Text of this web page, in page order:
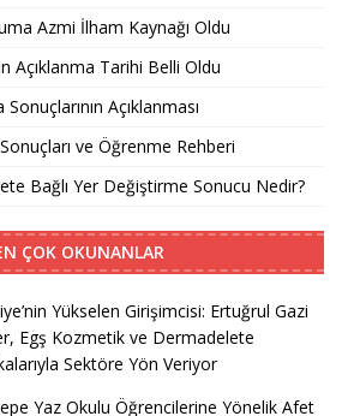
Azmi İlham Kaynağı Oldu
Açıklanma Tarihi Belli Oldu
Açıklanması
ve Öğrenme Rehberi
Bağlı Yer Değiştirme Sonucu Nedir?
ÇOK OKUNANLAR
Yükselen Girişimcisi: Ertuğrul Gazi
Egş Kozmetik ve Dermadelete
Sektöre Yön Veriyor
Yaz Okulu Öğrencilerine Yönelik Afet